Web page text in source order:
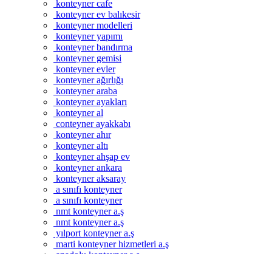
konteyner cafe
konteyner ev balıkesir
konteyner modelleri
konteyner yapımı
konteyner bandırma
konteyner gemisi
konteyner evler
konteyner ağırlığı
konteyner araba
konteyner ayakları
konteyner al
conteyner ayakkabı
konteyner ahır
konteyner altı
konteyner ahşap ev
konteyner ankara
konteyner aksaray
a sınıfı konteyner
a sınıfı konteyner
nmt konteyner a.ş
nmt konteyner a.ş
yılport konteyner a.ş
marti konteyner hizmetleri a.ş